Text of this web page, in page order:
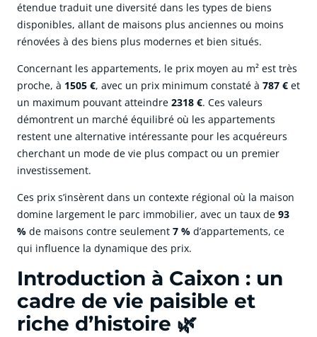
étendue traduit une diversité dans les types de biens
disponibles, allant de maisons plus anciennes ou moins
rénovées à des biens plus modernes et bien situés.
Concernant les appartements, le prix moyen au m² est très
proche, à 1505 €, avec un prix minimum constaté à 787 € et
un maximum pouvant atteindre 2318 €. Ces valeurs
démontrent un marché équilibré où les appartements
restent une alternative intéressante pour les acquéreurs
cherchant un mode de vie plus compact ou un premier
investissement.
Ces prix s’insèrent dans un contexte régional où la maison
domine largement le parc immobilier, avec un taux de 93
% de maisons contre seulement 7 % d’appartements, ce
qui influence la dynamique des prix.
Introduction à Caixon : un
cadre de vie paisible et
riche d’histoire 🌿